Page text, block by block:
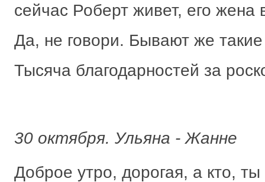
сейчас Роберт живет, его жена
Да, не говори. Бывают же
Тысяча благодарностей за
30 октября. Ульяна - Жанне
Доброе утро, дорогая, а кто, ты